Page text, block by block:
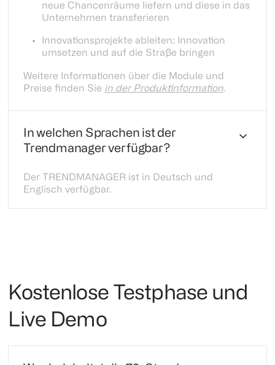
neue Chancenräume liefern und diese in das
Unternehmen transferieren
Innovationsprojekte ableiten: Innovation
umsetzen und auf die Straße bringen
Weitere Informationen über die Module und
Preise finden Sie in der Produktinformation​​​​​​​.
In welchen Sprachen ist der
Trendmanager verfügbar?
Der TRENDMANAGER ist in Deutsch und
Englisch verfügbar.
Kostenlose Testphase und
Live Demo